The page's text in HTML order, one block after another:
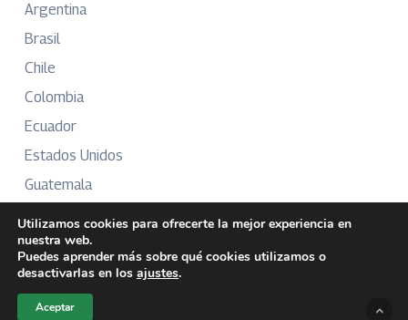
Argentina
Brasil
Chile
Colombia
Ecuador
Estados Unidos
Guatemala
Perú
Puerto Rico
Utilizamos cookies para ofrecerte la mejor experiencia en
nuestra web.
Puedes aprender más sobre qué cookies utilizamos o
desactivarlas en los ajustes.
Aceptar